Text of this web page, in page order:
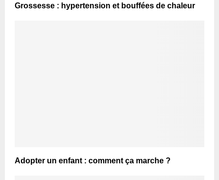
Grossesse : hypertension et bouffées de chaleur
Adopter un enfant : comment ça marche ?